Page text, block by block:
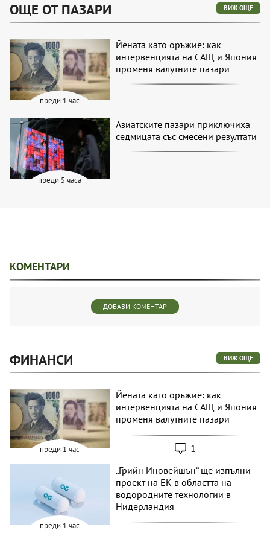
ОЩЕ ОТ ПАЗАРИ ВИЖ ОЩЕ
преди 1 час
Йената като оръжие: как
интервенцията на САЩ и Япония
променя валутните пазари
преди 5 часа
Азиатските пазари приключиха
седмицата със смесени резултати
КОМЕНТАРИ
ДОБАВИ КОМЕНТАР
ФИНАНСИ ВИЖ ОЩЕ
преди 1 час
Йената като оръжие: как
интервенцията на САЩ и Япония
променя валутните пазари
1
преди 1 час
„Грийн Иновейшън“ ще изпълни
проект на ЕК в областта на
водородните технологии в
Нидерландия